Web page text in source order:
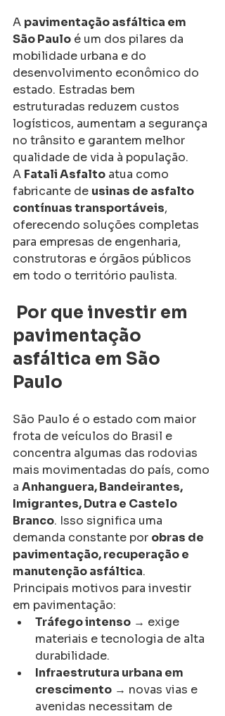
A pavimentação asfáltica em
São Paulo é um dos pilares da
mobilidade urbana e do
desenvolvimento econômico do
estado. Estradas bem
estruturadas reduzem custos
logísticos, aumentam a segurança
no trânsito e garantem melhor
qualidade de vida à população.
A Fatali Asfalto atua como
fabricante de usinas de asfalto
contínuas transportáveis,
oferecendo soluções completas
para empresas de engenharia,
construtoras e órgãos públicos
em todo o território paulista.
Por que investir em
pavimentação
asfáltica em São
Paulo
São Paulo é o estado com maior
frota de veículos do Brasil e
concentra algumas das rodovias
mais movimentadas do país, como
a Anhanguera, Bandeirantes,
Imigrantes, Dutra e Castelo
Branco. Isso significa uma
demanda constante por obras de
pavimentação, recuperação e
manutenção asfáltica.
Principais motivos para investir
em pavimentação:
Tráfego intenso → exige
materiais e tecnologia de alta
durabilidade.
Infraestrutura urbana em
crescimento → novas vias e
avenidas necessitam de